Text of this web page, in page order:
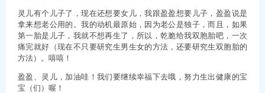
灵儿有个儿子了，现在还想要女儿，我跟盈盈想要儿子，盈盈说是
拿来想老公用的。我的动机最原始，因为老公是独子，而且，如果
第一胎是儿子，我就不想再生了，所以，乾脆给我双胞胎吧，一次
痛完就好（现在不只要研究生男生女的方法，还要研究生双胞胎的
方法）。嘻嘻！
盈盈、灵儿，加油哇！我们要继续幸福下去哦，努力生出健康的宝
宝（们）喔！